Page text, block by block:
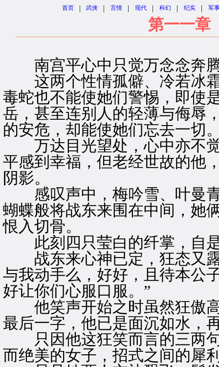
首页 | 武侠 | 言情 | 现代 | 科幻 | 纪实 | 军
第一一
南宫平心中只觉万念念奔
这两个性情孤僻、冷若冰霜
毒蛇也不能使她们警惕，即使
岳，甚至连别人的轻薄与侮辱
的安危，却能使她们忘去一切
万达目光望处，心中亦不觉
平感到幸福，但老经世故的他
阴影。
感叹声中，梅吟雪、叶曼青
蝴蝶般将战东来围在中间，她
恨入切骨。
此刻四只莹白的纤掌，自是
战东来心神已定，狂态又露
与我动手么，好好，且待本公
好让你们心服口服。”
他笑声开始之时虽然狂傲高
最后一字，他已是面沉如水，
只因他这狂笑而言的三两句
而绝美的女子，招式之间的犀